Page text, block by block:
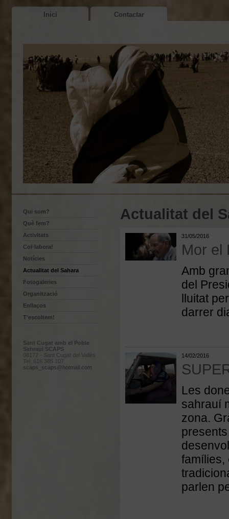
Inici Contactar
Qui som?
Què fem?
Activitats
Col·labora!
Notícies
Actualitat del Sahara
Fotogaleries
Organització
Enllaços
T'escoltem!
Sant Cugat amb el Poble
Sahraui SCAPS
08172 - Sant Cugat del Vallès
Tel. 616 385 107
scaps_scaps@hotmail.com
Actualitat del
31/05/2016
Mor el
Amb
del
lluitat
darrer
14/02/2016
Les
sahrauí
zona.
famílies,
parlen